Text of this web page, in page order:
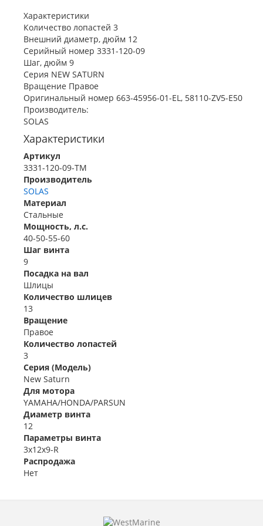
Характеристики
Количество лопастей 3
Внешний диаметр, дюйм 12
Серийный номер 3331-120-09
Шаг, дюйм 9
Серия NEW SATURN
Вращение Правое
Оригинальный номер 663-45956-01-EL, 58110-ZV5-E50
Производитель:
SOLAS
Характеристики
Артикул
3331-120-09-TM
Производитель
SOLAS
Материал
Стальные
Мощность, л.с.
40-50-55-60
Шаг винта
9
Посадка на вал
Шлицы
Количество шлицев
13
Вращение
Правое
Количество лопастей
3
Серия (Модель)
New Saturn
Для мотора
YAMAHA/HONDA/PARSUN
Диаметр винта
12
Параметры винта
3x12x9-R
Распродажа
Нет